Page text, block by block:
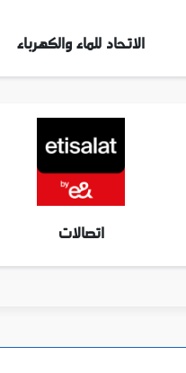
الاتحاد للماء والكهرباء
اتصالات